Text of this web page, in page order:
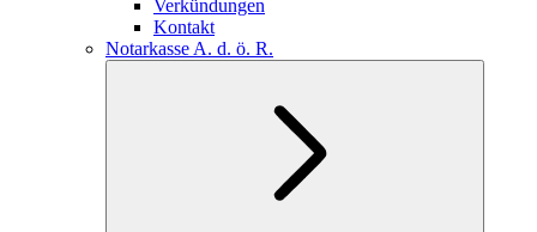
Verkündungen
Kontakt
Notarkasse A. d. ö. R.